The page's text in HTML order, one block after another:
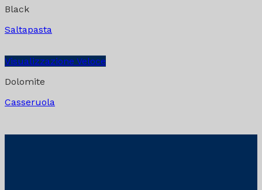
Black
Saltapasta
Visualizzazione Veloce
Dolomite
Casseruola